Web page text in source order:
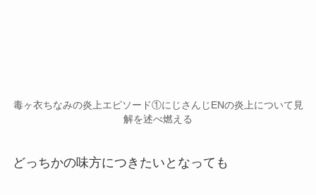
毒ヶ衣ちなみの炎上エピソード①にじさんじENの炎上について見
解を述べ燃える
どっちかの味方につきたいとなっても